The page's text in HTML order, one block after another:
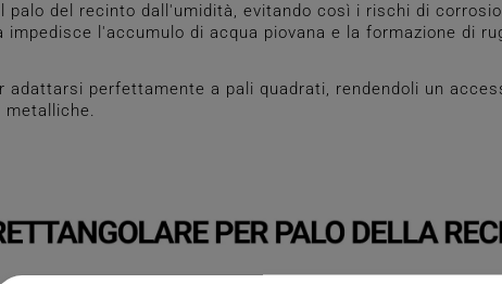
palo del recinto dall'umidità, evitando così i rischi di
l'accumulo di acqua piovana e la formazione di
perfettamente a pali quadrati, rendendoli un
metalliche.